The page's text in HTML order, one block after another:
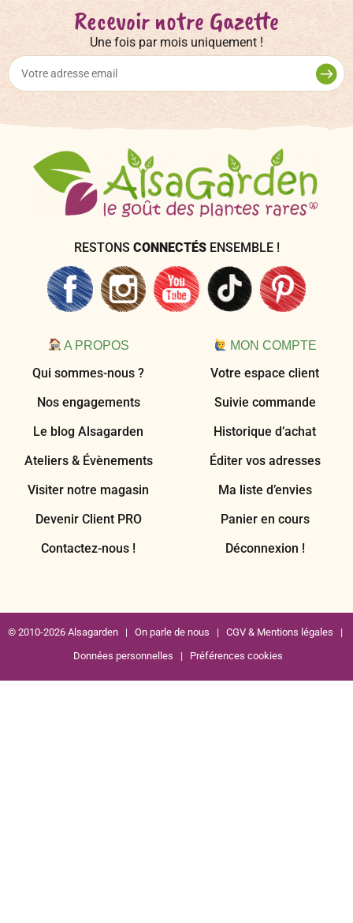
Recevoir notre Gazette
Une fois par mois uniquement !
RESTONS CONNECTÉS ENSEMBLE !
A PROPOS
Qui sommes-nous ?
Nos engagements
Le blog Alsagarden
Ateliers & Évènements
Visiter notre magasin
Devenir Client PRO
Contactez-nous !
MON COMPTE
Votre espace client
Suivie commande
Historique d’achat
Éditer vos adresses
Ma liste d’envies
Panier en cours
Déconnexion !
© 2010-2026 Alsagarden | On parle de nous | CGV & Mentions légales |
Données personnelles | Préférences cookies